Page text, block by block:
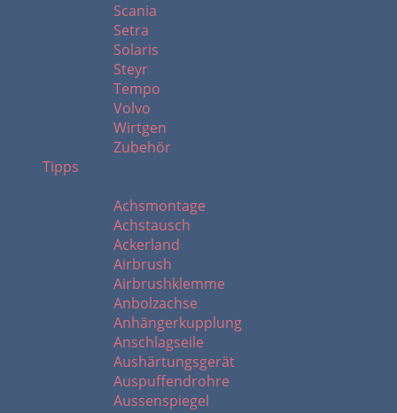
Scania
Setra
Solaris
Steyr
Tempo
Volvo
Wirtgen
Zubehör
Tipps
Achsmontage
Achstausch
Ackerland
Airbrush
Airbrushklemme
Anbolzachse
Anhängerkupplung
Anschlagseile
Aushärtungsgerät
Auspuffendrohre
Aussenspiegel